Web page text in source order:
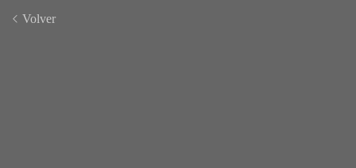
Volver